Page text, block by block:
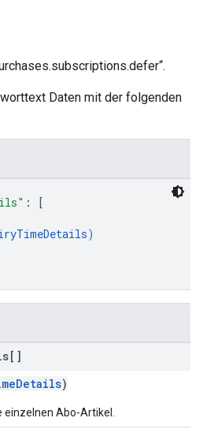
Daten mit der folgenden
:
[
)
)
Abo-Artikel.